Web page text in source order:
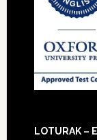
LOTURAK –